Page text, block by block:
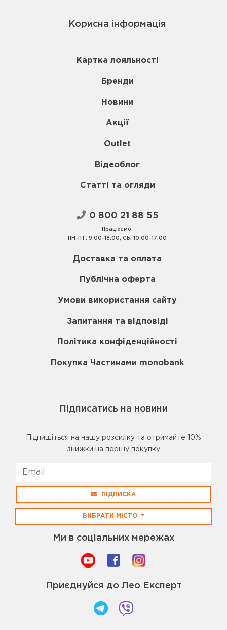
Корисна інформація
Картка лояльності
Бренди
Новини
Акції
Outlet
Відеоблог
Статті та огляди
0 800 21 88 55
Працюємо:
ПН-ПТ: 9:00-18:00, СБ: 10:00-17:00
Доставка та оплата
Публічна оферта
Умови використання сайту
Запитання та відповіді
Політика конфіденційності
Покупка Частинами monobank
Підписатись на новини
Підпишіться на нашу розсилку та отримайте 10%
знижки на першу покупку
ПІДПИСКА
ВИБРАТИ МІСТО
Ми в соціальних мережах
Приєднуйся до Лео Експерт